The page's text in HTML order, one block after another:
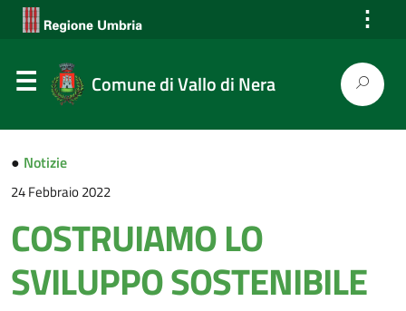
⋮
Comune di Vallo di Nera
● Notizie
24 Febbraio 2022
COSTRUIAMO LO
SVILUPPO SOSTENIBILE